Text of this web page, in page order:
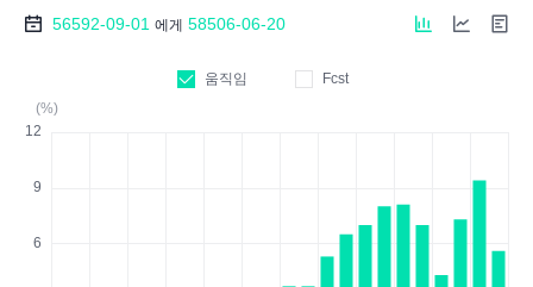
56592-09-01 에게 58506-06-20
움직임
Fcst
(%)